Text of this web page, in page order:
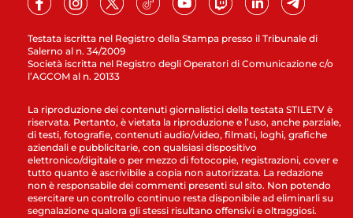
Testata iscritta nel Registro della Stampa presso il Tribunale di
Salerno al n. 34/2009
Società iscritta nel Registro degli Operatori di Comunicazione c/o
l’AGCOM al n. 20133
La riproduzione dei contenuti giornalistici della testata STILETV è
riservata. Pertanto, è vietata la riproduzione e l’uso, anche parziale,
di testi, fotografie, contenuti audio/video, filmati, loghi, grafiche
aziendali e pubblicitarie, con qualsiasi dispositivo
elettronico/digitale o per mezzo di fotocopie, registrazioni, cover e
tutto quanto è ascrivibile a copia non autorizzata. La redazione
non è responsabile dei commenti presenti sul sito. Non potendo
esercitare un controllo continuo resta disponibile ad eliminarli su
segnalazione qualora gli stessi risultano offensivi e oltraggiosi.